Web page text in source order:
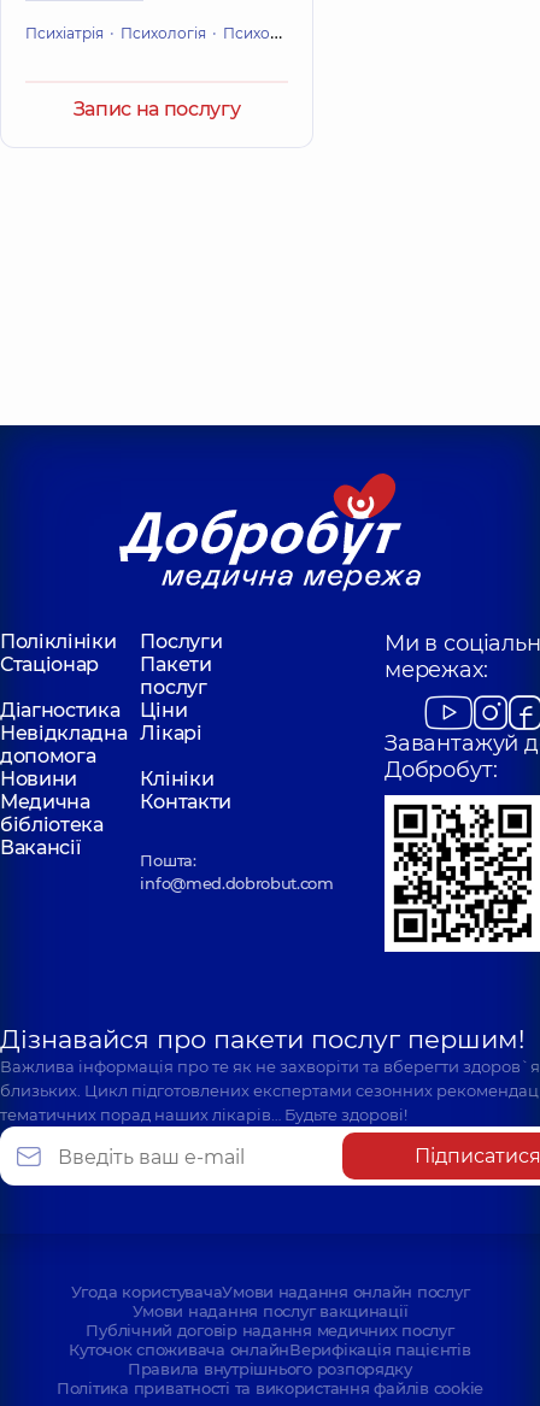
Психіатрія Психологія Психотерапія
Запис на послугу
Поліклініки
Послуги
Стаціонар
Пакети
послуг
Діагностика
Ціни
Невідкладна
допомога
Лікарі
Новини
Клініки
Медична
бібліотека
Контакти
Вакансії
Пошта:
info@med.dobrobut.com
Ми в
мережах:
Завантажуй
Добробут:
Дізнавайся про пакети послуг першим!
Важлива інформація про те як не захворіти та вберегти
близьких. Цикл підготовлених експертами сезонних
тематичних порад наших лікарів… Будьте здорові!
Підписатися
Угода користувачаУмови надання онлайн послуг
Умови надання послуг вакцинації
Публічний договір надання медичних послуг
Куточок споживача онлайнВерифікація пацієнтів
Правила внутрішнього розпорядку
Політика приватності та використання файлів cookie